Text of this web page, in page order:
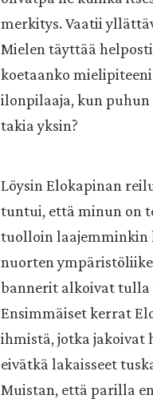
merkitys. Vaatii
Mielen täyttää
koetaanko
ilonpilaaja, kun puhun
takia yksin?
Löysin Elokapinan
tuntui, että minun on
tuolloin laajemminkin
nuorten
bannerit alkoivat tulla
Ensimmäiset kerrat
ihmistä, jotka jakoivat
eivätkä lakaisseet
Muistan, että parilla